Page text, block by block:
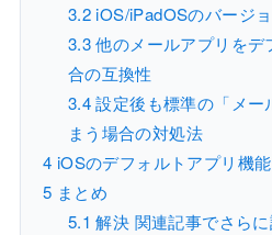
3.2iOS/iPadOSのバージ
3.3他のメールアプリをデ
合の互換性
3.4設定後も標準の「メー
まう場合の対処法
4 iOSのデフォルトアプリ機
5 まとめ
5.1 解決 関連記事でさらに